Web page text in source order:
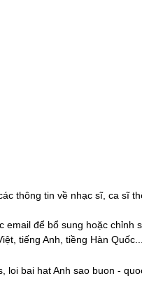
thông tin về nhạc sĩ, ca sĩ
email để bổ sung hoặc chỉnh
tiếng Anh, tiềng Hàn
loi bai hat Anh sao buon -